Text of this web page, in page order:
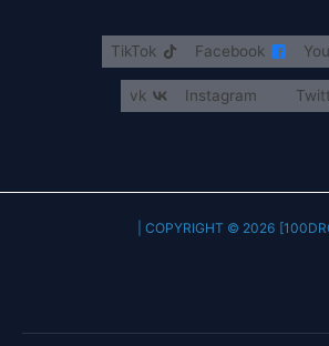
Facebook
TikTok
Instagram
vk
COPYRIGHT © 2026